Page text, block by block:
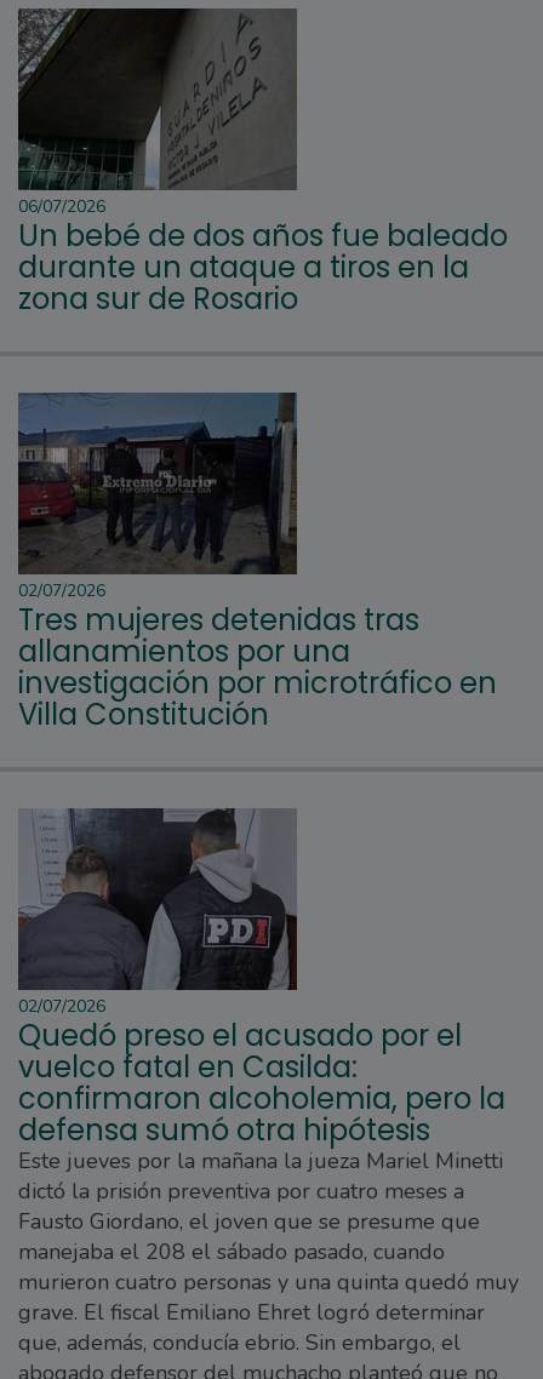
06/07/2026
Un bebé de dos años fue baleado
durante un ataque a tiros en la
zona sur de Rosario
02/07/2026
Tres mujeres detenidas tras
allanamientos por una
investigación por microtráfico en
Villa Constitución
02/07/2026
Quedó preso el acusado por el
vuelco fatal en Casilda:
confirmaron alcoholemia, pero la
defensa sumó otra hipótesis
Este jueves por la mañana la jueza Mariel Minetti
dictó la prisión preventiva por cuatro meses a
Fausto Giordano, el joven que se presume que
manejaba el 208 el sábado pasado, cuando
murieron cuatro personas y una quinta quedó muy
grave. El fiscal Emiliano Ehret logró determinar
que, además, conducía ebrio. Sin embargo, el